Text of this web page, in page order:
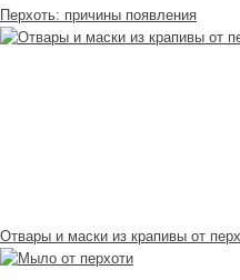
Перхоть: причины появления
Отвары и маски из крапивы от